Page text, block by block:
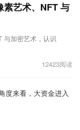
艺术、NFT 与
与加密艺术，认识
12423阅读